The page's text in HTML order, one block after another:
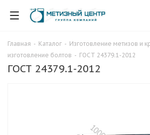
Главная - Каталог - Изготовление метизов и
изготовление болтов - ГОСТ 24379.1-2012
ГОСТ 24379.1-2012